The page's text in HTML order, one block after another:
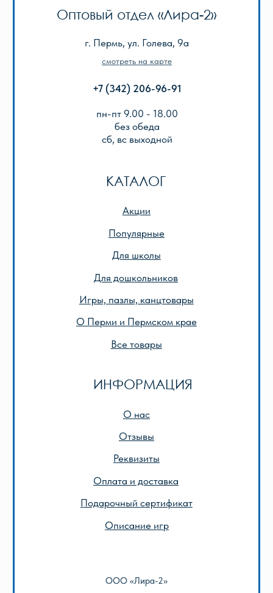
Отзывы
Оплата и доставка
Подарочный сертификат
ООО «Лира-2»
ИНН 5905042366
ОГРН 1025901223622
© 2013-2024 ООО «Лира-2»